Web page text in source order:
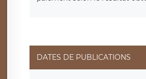
DATES DE PUBLICATIONS